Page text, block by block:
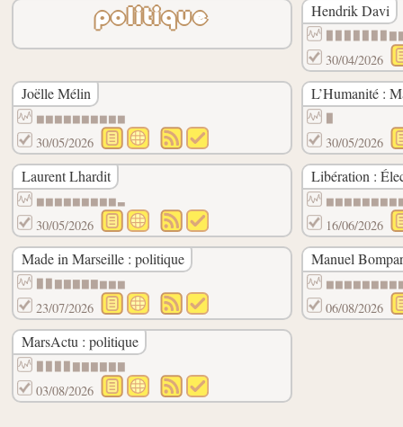
politique Hendrik Davi
30/04/2026
Joëlle Mélin
▆▆▆▆▆▆▆▆▆▆
30/05/2026
L’Humanité :
30/05/2026
Laurent Lhardit
▆▆▆▆▆▆▆▆▆▃
30/05/2026
Libération :
16/06/2026
Made in Marseille : politique
▉▉▇▇▇▇▇▆▆▆
23/07/2026
Manuel
06/08/2026
MarsActu : politique
▉▉▉▉▇▇▇▇▇▇
03/08/2026